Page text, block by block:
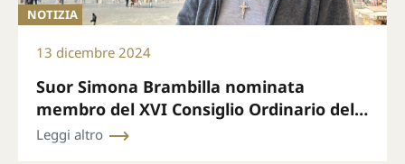
NOTIZIA
13 dicembre 2024
Suor Simona Brambilla nominata
membro del XVI Consiglio Ordinario della
Segreteria Generale del Sinodo
Leggi altro